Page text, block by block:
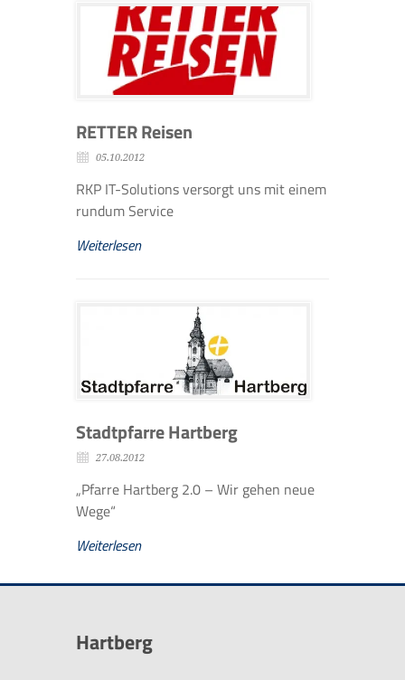
RETTER Reisen
05.10.2012
RKP IT-Solutions versorgt uns mit einem
rundum Service
Weiterlesen
Stadtpfarre Hartberg
27.08.2012
„Pfarre Hartberg 2.0 – Wir gehen neue
Wege“
Weiterlesen
Hartberg